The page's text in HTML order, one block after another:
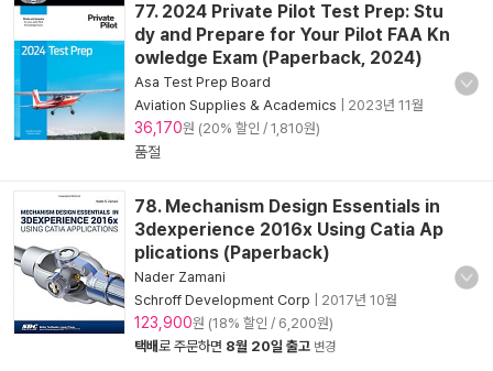
77. 2024 Private Pilot Test Prep: Stu
dy and Prepare for Your Pilot FAA Kn
owledge Exam (Paperback, 2024)
Asa Test Prep Board
Aviation Supplies & Academics
2023년 11월
36,170원 (20% 할인 / 1,810원)
품절
78. Mechanism Design Essentials in
3dexperience 2016x Using Catia Ap
plications (Paperback)
Nader Zamani
Schroff Development Corp
2017년 10월
123,900원 (18% 할인 / 6,200원)
택배로 주문하면 8월 20일 출고 변경